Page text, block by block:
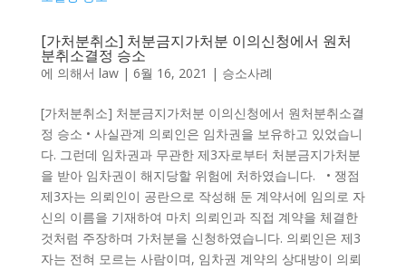
[가처분취소] 처분금지가처분 이의신청에서 원처
분취소결정 승소
에 의해서 law| 6월 16, 2021 | 승소사례
[가처분취소] 처분금지가처분 이의신청에서 원처분취소결
정 승소 • 사실관계 의뢰인은 임차권을 보유하고 있었습니
다. 그런데 임차권과 무관한 제3자로부터 처분금지가처분
을 받아 임차권이 해지당할 위험에 처하였습니다. • 쟁점
제3자는 의뢰인이 공란으로 작성해 둔 계약서에 임의로 자
신의 이름을 기재하여 마치 의뢰인과 직접 계약을 체결한
것처럼 주장하며 가처분을 신청하였습니다. 의뢰인은 제3
자는 전혀 모르는 사람이며, 임차권 계약의 상대방이 의뢰